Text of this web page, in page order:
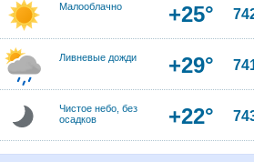
Малооблачно +25°
Ливневые дожди +29°
Чистое небо, без
осадков
+22°